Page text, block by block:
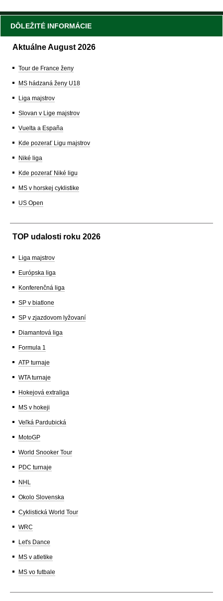
DÔLEŽITÉ INFORMÁCIE
Aktuálne August 2026
Tour de France ženy
MS hádzaná ženy U18
Liga majstrov
Slovan v Lige majstrov
Vuelta a España
Kde pozerať Ligu majstrov
Niké liga
Kde pozerať Niké ligu
MS v horskej cyklistike
US Open
TOP udalosti roku 2026
Liga majstrov
Európska liga
Konferenčná liga
SP v biatlone
SP v zjazdovom lyžovaní
Diamantová liga
Formula 1
ATP turnaje
WTA turnaje
Hokejová extraliga
MS v hokeji
Veľká Pardubická
MotoGP
World Snooker Tour
PDC turnaje
NHL
Okolo Slovenska
Cyklistická World Tour
WRC
Let's Dance
MS v atletike
MS vo futbale